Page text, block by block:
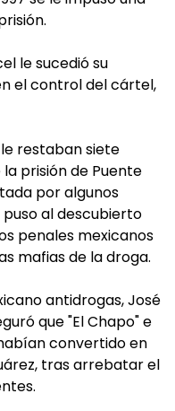
le sucedió su
el control del cártel,
le restaban siete
prisión de Puente
por algunos
puso al descubierto
penales mexicanos
mafias de la droga.
antidrogas, José
que "El Chapo" e
convertido en
tras arrebatar el